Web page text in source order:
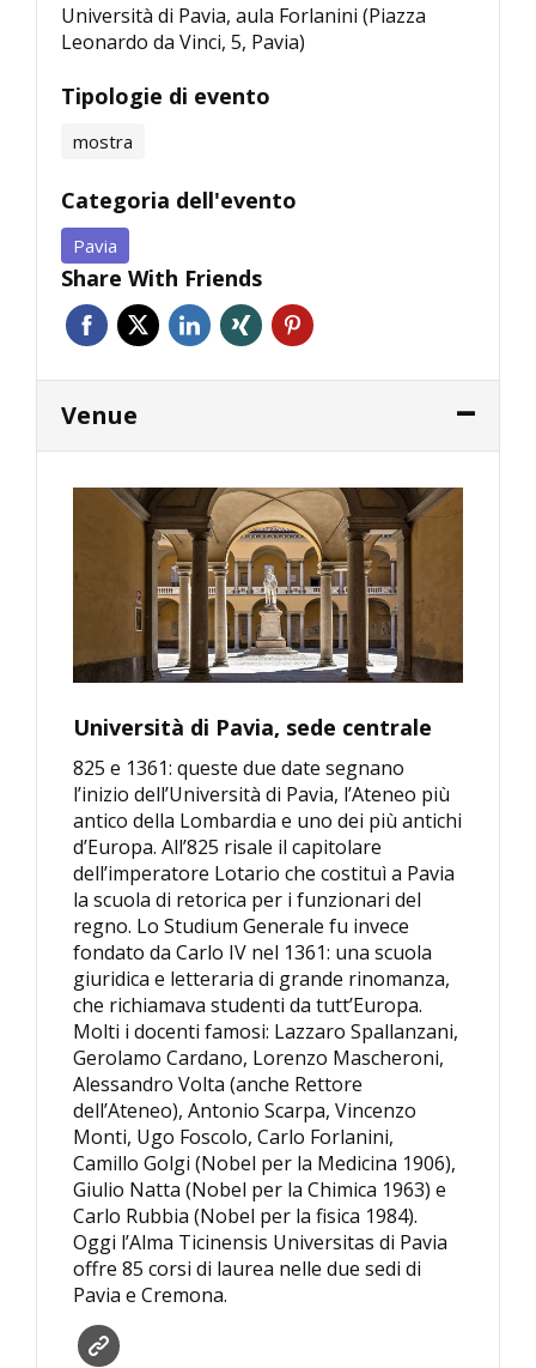
Università di Pavia, aula Forlanini (Piazza
Leonardo da Vinci, 5, Pavia)
Tipologie di evento
mostra
Categoria dell'evento
Pavia
Share With Friends
Venue
Università di Pavia, sede centrale
825 e 1361: queste due date segnano
l’inizio dell’Università di Pavia, l’Ateneo più
antico della Lombardia e uno dei più antichi
d’Europa. All’825 risale il capitolare
dell’imperatore Lotario che costituì a Pavia
la scuola di retorica per i funzionari del
regno. Lo Studium Generale fu invece
fondato da Carlo IV nel 1361: una scuola
giuridica e letteraria di grande rinomanza,
che richiamava studenti da tutt’Europa.
Molti i docenti famosi: Lazzaro Spallanzani,
Gerolamo Cardano, Lorenzo Mascheroni,
Alessandro Volta (anche Rettore
dell’Ateneo), Antonio Scarpa, Vincenzo
Monti, Ugo Foscolo, Carlo Forlanini,
Camillo Golgi (Nobel per la Medicina 1906),
Giulio Natta (Nobel per la Chimica 1963) e
Carlo Rubbia (Nobel per la fisica 1984).
Oggi l’Alma Ticinensis Universitas di Pavia
offre 85 corsi di laurea nelle due sedi di
Pavia e Cremona.